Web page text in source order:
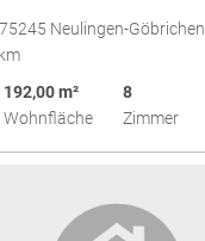
Neulingen-Göbrichen
192,00 m²
Wohnfläche
8
Zimmer